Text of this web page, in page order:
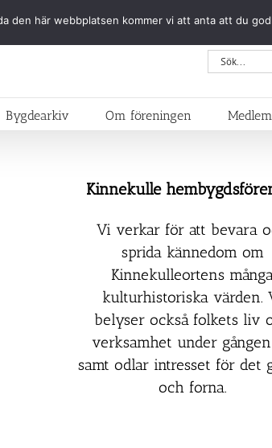
Sök
efter:
Bygdearkiv Om föreningen
Kinnekulle
Vi verkar för att bevara
sprida kännedom om
Kinnekulleortens
kulturhistoriska värden.
belyser också folkets liv
verksamhet under
samt odlar intresset för det
och forna.
den här webbplatsen kommer vi att anta att du